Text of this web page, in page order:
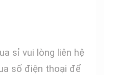
sỉ vui lòng liên hệ
số điện thoại để